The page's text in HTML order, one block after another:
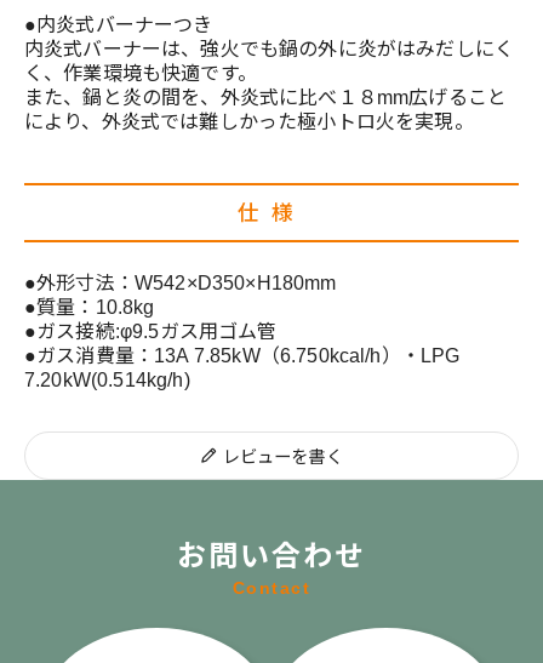
●内炎式バーナーつき
内炎式バーナーは、強火でも鍋の外に炎がはみだしにく
く、作業環境も快適です。
また、鍋と炎の間を、外炎式に比べ１８mm広げること
により、外炎式では難しかった極小トロ火を実現。
仕様
●外形寸法：W542×D350×H180mm
●質量：10.8kg
●ガス接続:φ9.5ガス用ゴム管
●ガス消費量：13A 7.85kW（6.750kcal/h）・LPG
7.20kW(0.514kg/h)
レビューを書く
お問い合わせ
Contact